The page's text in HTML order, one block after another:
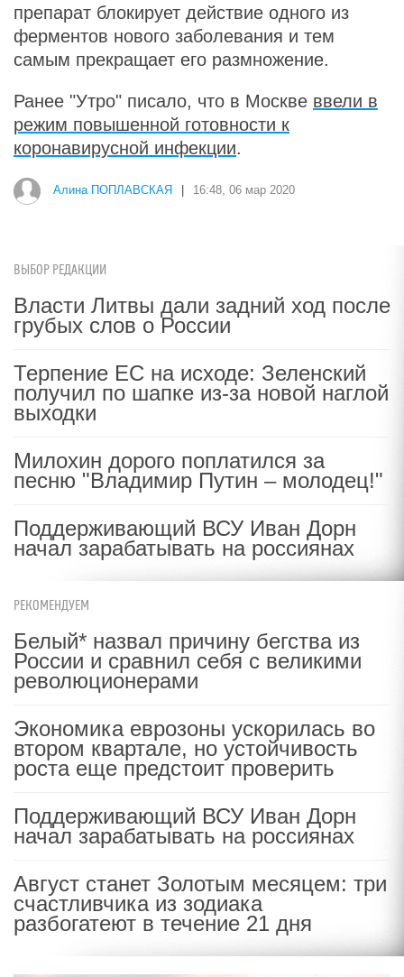
препарат блокирует действие одного из
ферментов нового заболевания и тем
самым прекращает его размножение.
Ранее "Утро" писало, что в Москве ввели в
режим повышенной готовности к
коронавирусной инфекции.
Алина ПОПЛАВСКАЯ 16:48, 06 мар 2020
ВЫБОР РЕДАКЦИИ
Власти Литвы дали задний ход после
грубых слов о России
Терпение ЕС на исходе: Зеленский
получил по шапке из-за новой наглой
выходки
Милохин дорого поплатился за
песню "Владимир Путин – молодец!"
Поддерживающий ВСУ Иван Дорн
начал зарабатывать на россиянах
РЕКОМЕНДУЕМ
Белый* назвал причину бегства из
России и сравнил себя с великими
революционерами
Экономика еврозоны ускорилась во
втором квартале, но устойчивость
роста еще предстоит проверить
Поддерживающий ВСУ Иван Дорн
начал зарабатывать на россиянах
Август станет Золотым месяцем: три
счастливчика из зодиака
разбогатеют в течение 21 дня